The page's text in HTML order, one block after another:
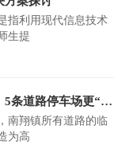
指利用现代信息技术
生提
自动计时、自助缴费！5条道路停车场更“智慧”，看看在哪
南翔镇所有道路的临
为高